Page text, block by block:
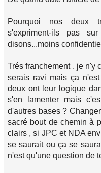
Pourquoi nos deux
s'expriment-ils pas
disons...moins
Trés franchement , je n'y
serais ravi mais ça
deux ont leur logique
s'en lamenter mais
d'autres bases ?
sacré bout de chemin à
clairs , si JPC et NDA
se saurait ou ça se
n'est qu'une question de